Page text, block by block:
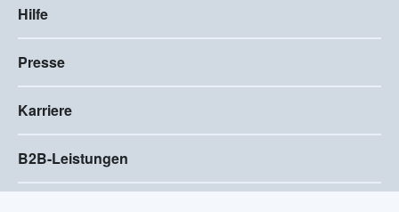
Hilfe
Presse
Karriere
B2B-Leistungen